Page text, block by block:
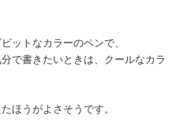
ットなカラーのペンで、
で書きたいときは、クールなカラ
ほうがよさそうです。